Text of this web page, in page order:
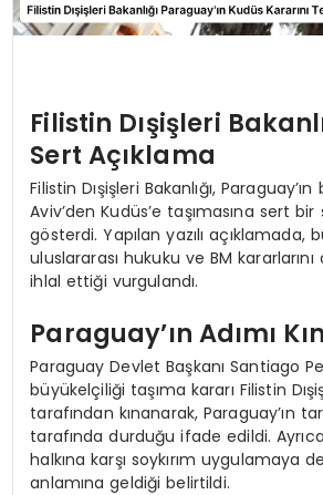
Filistin Dışişleri
Sert Açıklama
Filistin Dışişleri Bakanlığı,
Aviv’den Kudüs’e taşımasına sert
gösterdi. Yapılan yazılı açıklamada,
uluslararası hukuku ve BM kararlarını
ihlal ettiği vurgulandı.
Paraguay’ın Adımı
Paraguay Devlet Başkanı Santiago
büyükelçiliği taşıma kararı Filistin
tarafından kınanarak, Paraguay’ın
tarafında durduğu ifade edildi.
halkına karşı soykırım uygulamaya
anlamına geldiği belirtildi.